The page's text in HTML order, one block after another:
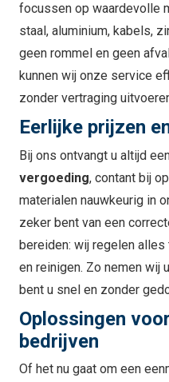
focussen op waardevolle
staal, aluminium, kabels,
geen rommel en geen
kunnen wij onze service
zonder vertraging
Eerlijke prijzen
Bij ons ontvangt u altijd
vergoeding, contant bij
materialen nauwkeurig in
zeker bent van een
bereiden: wij regelen
en reinigen. Zo nemen wij
bent u snel en zonder
Oplossingen
bedrijven
Of het nu gaat om een